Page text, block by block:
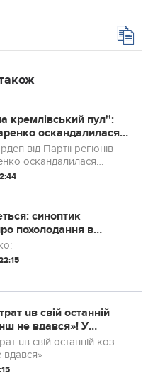
кремлівський пул'':
оскандалилася з
від Партії регіонів
оскандалилася
престижної
Сенцову, якого
...
синоптик
похолодання в
uв свій останній
не вдався»! У
uл u розгромну
uв свій останній коз